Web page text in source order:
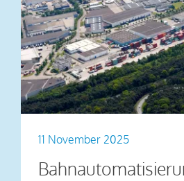
11 November 2025